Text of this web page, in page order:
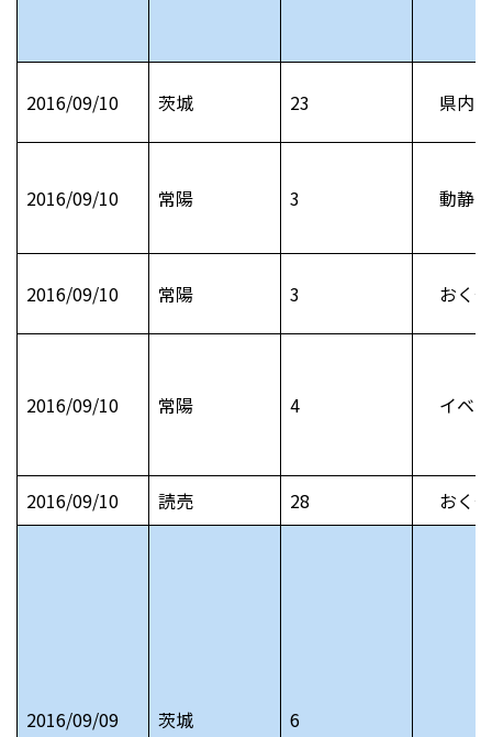
2016/09/10 茨城 23 県内
2016/09/10 常陽 3 動静
2016/09/10 常陽 3 おく
2016/09/10 常陽 4 イベ
2016/09/10 読売 28 おく
2016/09/09 茨城 6